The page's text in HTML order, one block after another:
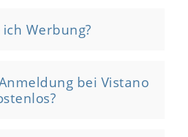
Werbung?
bei Vistano